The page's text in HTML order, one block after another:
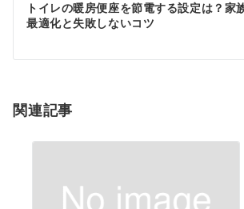
シ
ン
トイレの暖房便座を節電する設定は？家
最適化と失敗しないコツ
関連記事